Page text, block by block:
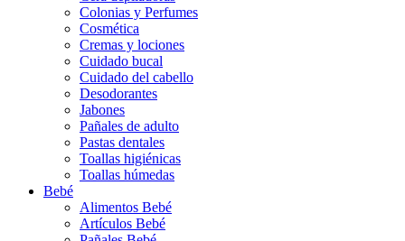
Colonias y Perfumes
Cosmética
Cremas y lociones
Cuidado bucal
Cuidado del cabello
Desodorantes
Jabones
Pañales de adulto
Pastas dentales
Toallas higiénicas
Toallas húmedas
Bebé
Alimentos Bebé
Artículos Bebé